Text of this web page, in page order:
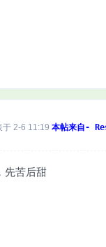
于 2-6 11:19 本帖来自-
先苦后甜